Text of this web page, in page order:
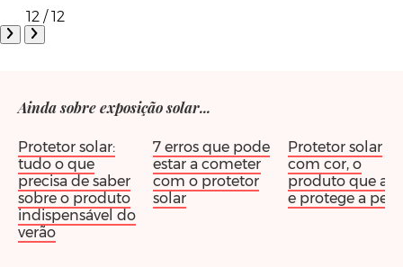
12 / 12
Ainda sobre exposição solar...
Protetor solar:
tudo o que
precisa de saber
sobre o produto
indispensável do
verão
7 erros que pode
estar a cometer
com o protetor
solar
Protetor solar
com cor, o
produto que
e protege a pele